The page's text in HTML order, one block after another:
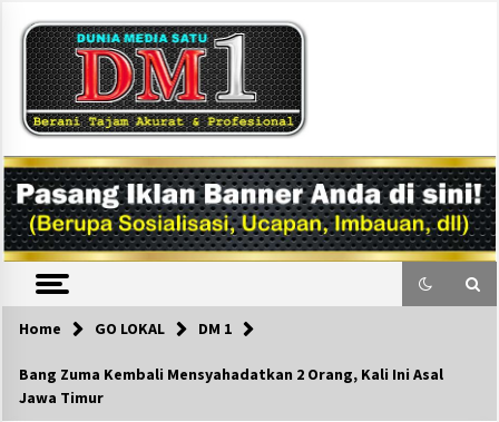
content
DM1
Home GO LOKAL DM 1
Bang Zuma Kembali Mensyahadatkan 2 Orang, Kali Ini Asal
Jawa Timur